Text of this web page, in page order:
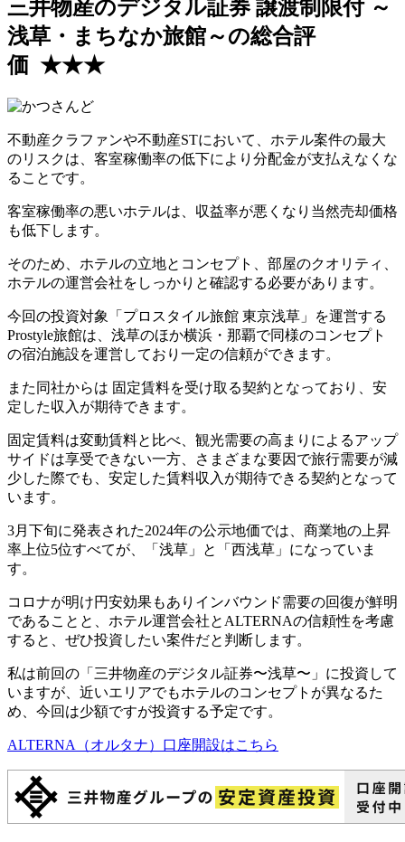
三井物産のデジタル証券 譲渡制限付 ～
浅草・まちなか旅館～の総合評
価 ★★★
不動産クラファンや不動産STにおいて、ホテル案件の最大
のリスクは、客室稼働率の低下により分配金が支払えなくな
ることです。
客室稼働率の悪いホテルは、収益率が悪くなり当然売却価格
も低下します。
そのため、ホテルの立地とコンセプト、部屋のクオリティ、
ホテルの運営会社をしっかりと確認する必要があります。
今回の投資対象「プロスタイル旅館 東京浅草」を運営する
Prostyle旅館は、浅草のほか横浜・那覇で同様のコンセプト
の宿泊施設を運営しており一定の信頼ができます。
また同社からは 固定賃料を受け取る契約となっており、安
定した収入が期待できます。
固定賃料は変動賃料と比べ、観光需要の高まりによるアップ
サイドは享受できない一方、さまざまな要因で旅行需要が減
少した際でも、安定した賃料収入が期待できる契約となって
います。
3月下旬に発表された2024年の公示地価では、商業地の上昇
率上位5位すべてが、「浅草」と「西浅草」になっていま
す。
コロナが明け円安効果もありインバウンド需要の回復が鮮明
であることと、ホテル運営会社とALTERNAの信頼性を考慮
すると、ぜひ投資したい案件だと判断します。
私は前回の「三井物産のデジタル証券〜浅草〜」に投資して
いますが、近いエリアでもホテルのコンセプトが異なるた
め、今回は少額ですが投資する予定です。
ALTERNA（オルタナ） 口座開設はこちら